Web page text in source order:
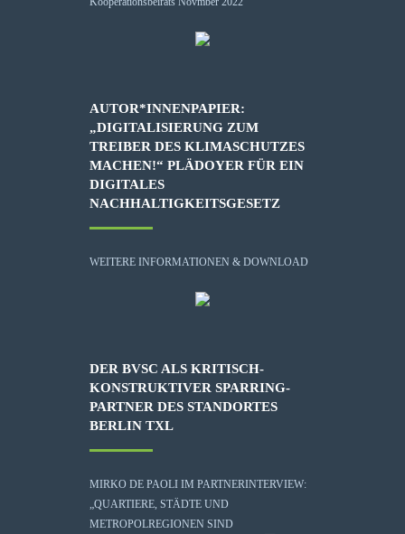
AUTOR*INNENPAPIER:
„DIGITALISIERUNG ZUM
TREIBER DES KLIMASCHUTZES
MACHEN!“ PLÄDOYER FÜR EIN
DIGITALES
NACHHALTIGKEITSGESETZ
WEITERE INFORMATIONEN & DOWNLOAD
DER BVSC ALS KRITISCH-
KONSTRUKTIVER SPARRING-
PARTNER DES STANDORTES
BERLIN TXL
MIRKO DE PAOLI IM PARTNERINTERVIEW:
„QUARTIERE, STÄDTE UND
METROPOLREGIONEN SIND